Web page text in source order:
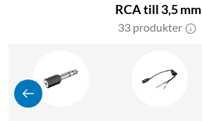
RCA till 3,5 mm
33 produkter